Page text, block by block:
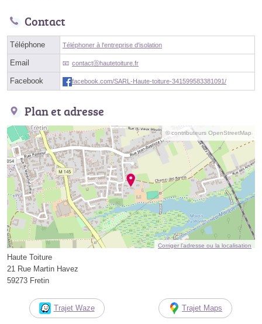
Contact
Téléphone Téléphoner à l'entreprise d'isolation
Email contactⓐhautetoiture.fr
Facebook facebook.com/SARL-Haute-toiture-341599583381091/
Plan et adresse
© contributeurs OpenStreetMap
Corriger l’adresse ou la localisation
Haute Toiture
21 Rue Martin Havez
59273 Fretin
Trajet Waze Trajet Maps